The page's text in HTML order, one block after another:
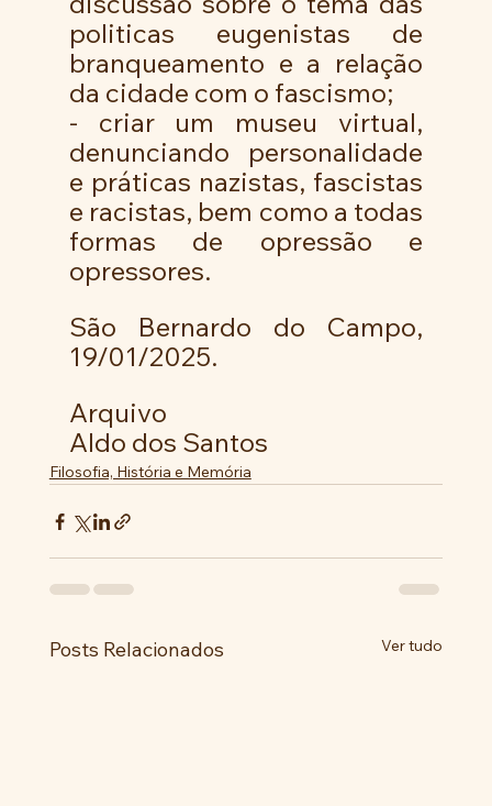
politicas eugenistas de
branqueamento e a relação
da cidade com o fascismo;
- criar um museu virtual,
denunciando personalidade
e práticas nazistas, fascistas
e racistas, bem como a todas
formas de opressão e
opressores.
São Bernardo do Campo,
19/01/2025.
Arquivo
Aldo dos Santos
Filosofia, História e Memória
Posts Relacionados Ver tudo